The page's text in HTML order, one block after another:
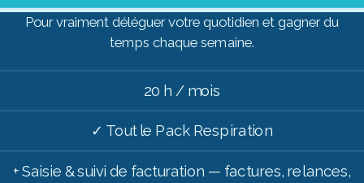
Pour vraiment déléguer votre quotidien et gagner du
temps chaque semaine.
20 h / mois
✓ Tout le Pack Respiration
+ Saisie & suivi de facturation — factures, relances,